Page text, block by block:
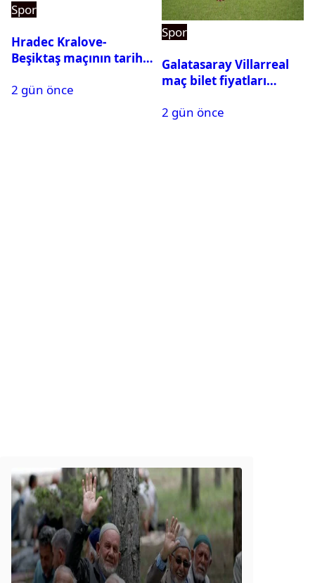
Spor
Hradec Kralove-
Beşiktaş maçının tarihi
2 gün önce
Spor
Galatasaray Villarreal
maç bilet fiyatları
2 gün önce